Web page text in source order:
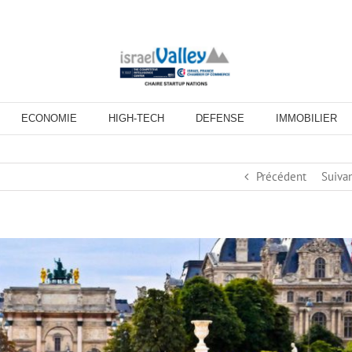
ECONOMIE HIGH-TECH DEFENSE IMMOBILIER
Précédent